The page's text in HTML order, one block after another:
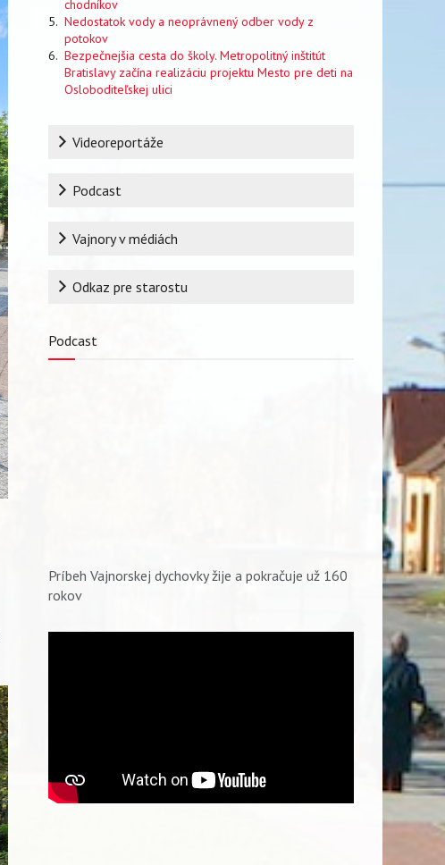
chodníkov
Nedostatok vody a neoprávnený odber vody z
potokov
Bezpečnejšia cesta do školy. Metropolitný inštitút
Bratislavy začína realizáciu projektu Mesto pre deti na
Osloboditeľskej ulici
RubrikaVideoreportáže
Podcast
Vajnory v médiách
Odkaz pre starostu
Podcast
Príbeh Vajnorskej dychovky žije a pokračuje už 160
rokov